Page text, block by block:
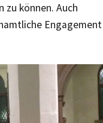
können. Auch
Engagement